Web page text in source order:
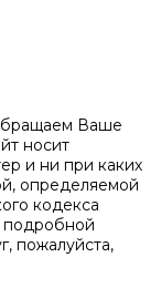
Ваше
носит
и ни при каких
определяемой
кодекса
подробной
пожалуйста,